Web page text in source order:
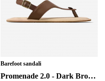
Barefoot sandali
Promenade 2.0 - Dark Brown